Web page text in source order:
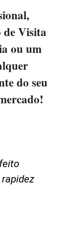
Visita
ou um
do seu